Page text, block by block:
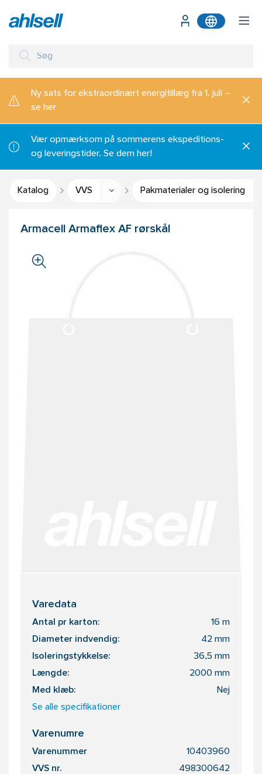
Ny sats for ekstraordinært energitillæg fra 1. juli –
se her
Vær opmærksom på sommerens ekspeditions-
og leveringstider. Se dem her!
Katalog VVS Pakmaterialer og isolering
Armacell Armaflex AF rørskål
Varedata
Antal pr karton: 16 m
Diameter indvendig: 42 mm
Isoleringstykkelse: 36,5 mm
Længde: 2000 mm
Med klæb: Nej
Se alle specifikationer
Varenumre
Varenummer 10403960
VVS nr. 498300642